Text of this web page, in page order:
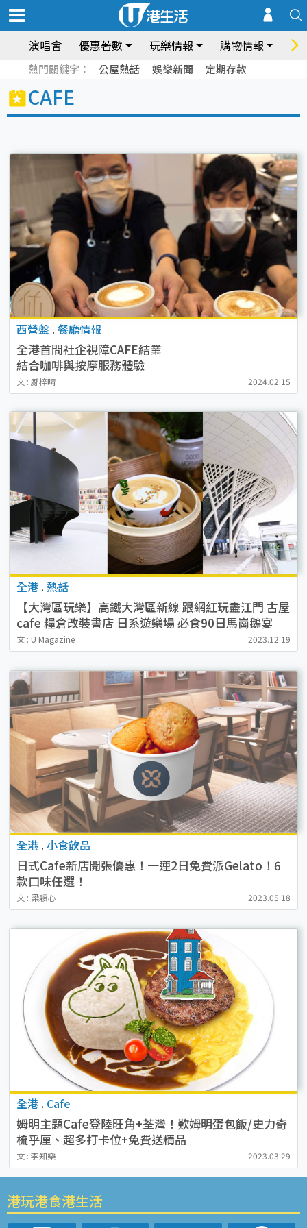
演唱會 優惠著數 玩樂情報 購物情報 飲
熱門關鍵字： 公屋熱話 娛樂新聞 定期存款
CAFE
西營盤 . 餐廳情報
全港首間社企視障CAFE結業
結合咖啡與按摩服務體驗
文 : 鄺梓晴 2024.02.15
全港 . 熱話
【大灣區玩樂】高鐵大灣區新線 跟網紅玩盡江門 古屋
cafe 糧倉改裝書店 日系遊樂場 必食90日馬崗鵝宴
文 : U Magazine 2023.12.19
全港 . 小食飲品
日式Cafe新店開張優惠！一連2日免費派Gelato！6
款口味任選！
文 : 梁穎心 2023.05.18
全港 . Cafe
姆明主題Cafe登陸旺角+荃灣！歎姆明蛋包飯/史力奇
梳乎厘、超多打卡位+免費送精品
文 : 李知樂 2023.03.29
港玩港食港生活